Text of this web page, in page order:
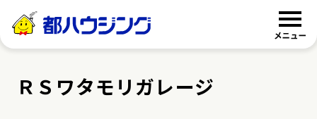
都ハウジング
ＲＳワタモリガレージ